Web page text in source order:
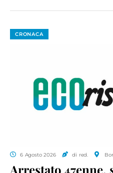
CRONACA
6 Agosto 2026 di red.
Arrestato 47enne,